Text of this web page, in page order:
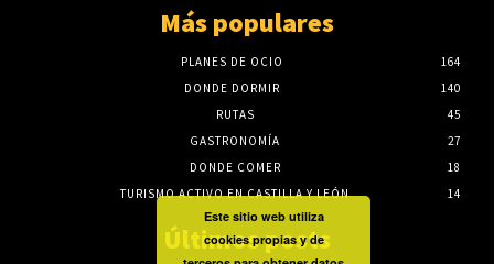
Más populares
PLANES DE OCIO
164
DONDE DORMIR
140
RUTAS
45
GASTRONOMÍA
27
DONDE COMER
18
TURISMO ACTIVO EN CASTILLA Y LEÓN
14
Últimos posts
Este sitio web utiliza
cookies propias y de